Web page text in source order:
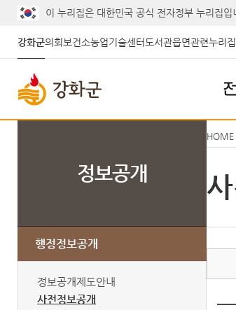
이 누리집은 대한민국 공식 전자정부 누리집입
강화군의회 보건소농업기술센터 도서관읍면관련누리집
정보공개
행정정보공개
정보공개제도안내
사전정보공개
HOME